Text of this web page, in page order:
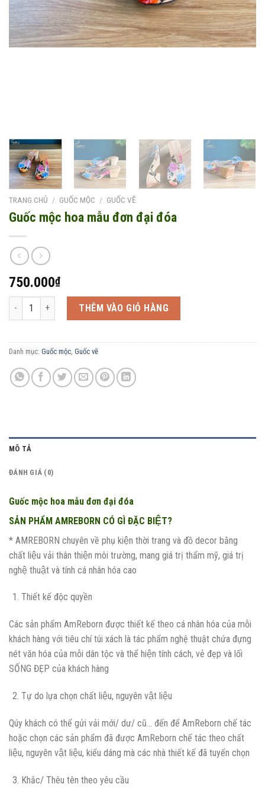
TRANG CHỦ / GUỐC MỘC / GUỐC VẼ
Guốc mộc hoa mẫu đơn đại đóa
750.000₫
Guốc mộc hoa mẫu đơn đại đóa số lượng
THÊM VÀO GIỎ HÀNG
Danh mục: Guốc mộc Guốc vẽ
MÔ TẢ
ĐÁNH GIÁ (0)
Guốc mộc hoa mẫu đơn đại đóa
SẢN PHẨM AMREBORN CÓ GÌ ĐẶC BIỆT?
* AMREBORN chuyên về phụ kiện thời trang và đồ decor bằng
chất liệu vải thân thiện môi trường, mang giá trị thẩm mỹ, giá trị
nghệ thuật và tính cá nhân hóa cao
Thiết kế độc quyền
Các sản phẩm AmReborn được thiết kế theo cá nhân hóa của mỗi
khách hàng với tiêu chí túi xách là tác phẩm nghệ thuật chứa đựng
nét văn hóa của mỗi dân tộc và thể hiện tính cách, vẻ đẹp và lối
SỐNG ĐẸP của khách hàng
Tự do lựa chọn chất liệu, nguyên vật liệu
Qúy khách có thể gửi vải mới/ dư/ cũ… đến để AmReborn chế tác
hoặc chọn các sản phẩm đã được AmReborn chế tác theo chất
liệu, nguyên vật liệu, kiểu dáng mà các nhà thiết kế đã tuyển chọn
Khắc/ Thêu tên theo yêu cầu